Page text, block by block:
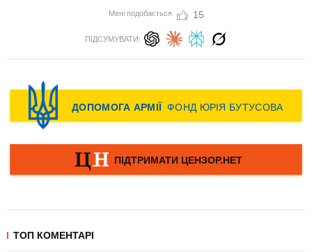
Мені подобається 15
ПІДСУМУВАТИ:
ТОП КОМЕНТАРІ